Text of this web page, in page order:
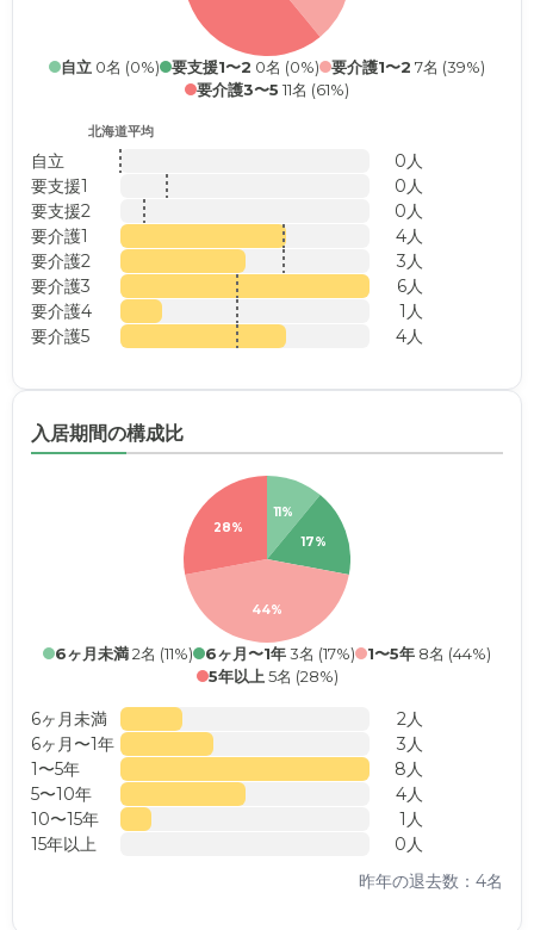
自立 0名 (0%) 要支援1〜2 0名 (0%) 要介護1〜2 7名 (39%)
要介護3〜5 11名 (61%)
北海道平均
自立
0人
要支援1
0人
要支援2
0人
要介護1
4人
要介護2
3人
要介護3
6人
要介護4
1人
要介護5
4人
入居期間の構成比
11%
17%
44%
28%
6ヶ月未満2名 (11%) 6ヶ月〜1年3名 (17%) 1〜5年 8名 (44%)
5年以上 5名 (28%)
6ヶ月未満
2人
6ヶ月〜1年
3人
1〜5年
8人
5〜10年
4人
10〜15年
1人
15年以上
0人
昨年の退去数：4名